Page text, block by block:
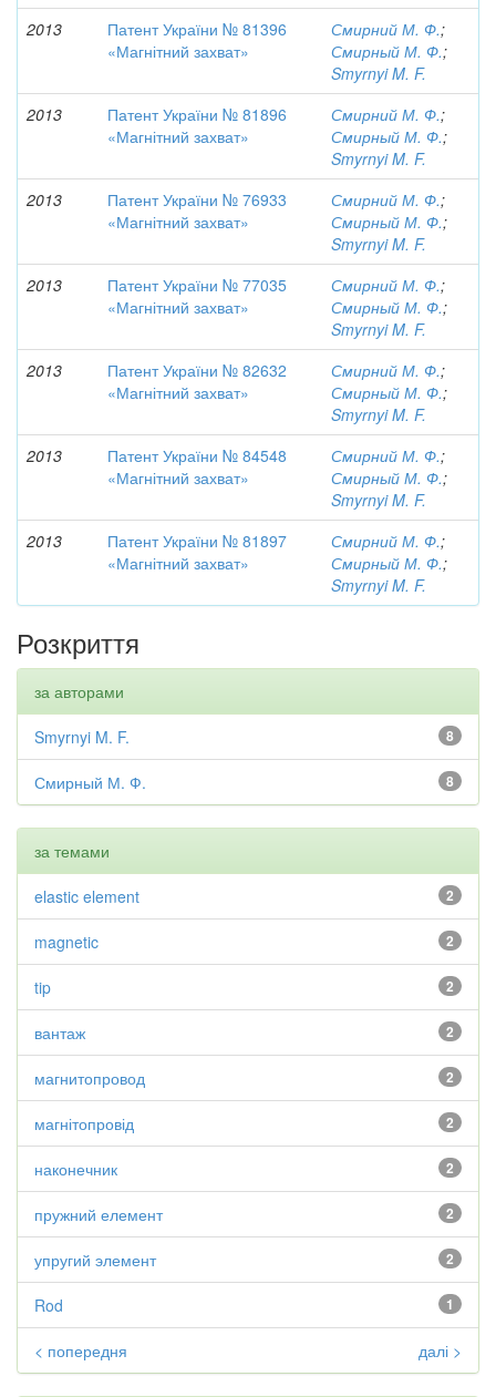
2013
Патент України № 81396
«Магнітний захват»
Смирний М. Ф.;
Смирный М. Ф.;
Smyrnyi M. F.
2013
Патент України № 81896
«Магнітний захват»
Смирний М. Ф.;
Смирный М. Ф.;
Smyrnyi M. F.
2013
Патент України № 76933
«Магнітний захват»
Смирний М. Ф.;
Смирный М. Ф.;
Smyrnyi M. F.
2013
Патент України № 77035
«Магнітний захват»
Смирний М. Ф.;
Смирный М. Ф.;
Smyrnyi M. F.
2013
Патент України № 82632
«Магнітний захват»
Смирний М. Ф.;
Смирный М. Ф.;
Smyrnyi M. F.
2013
Патент України № 84548
«Магнітний захват»
Смирний М. Ф.;
Смирный М. Ф.;
Smyrnyi M. F.
2013
Патент України № 81897
«Магнітний захват»
Смирний М. Ф.;
Смирный М. Ф.;
Smyrnyi M. F.
Розкриття
за авторами
8
Smyrnyi M. F.
8
Смирный М. Ф.
за темами
2
elastic element
2
magnetic
2
tip
2
вантаж
2
магнитопровод
2
магнітопровід
2
наконечник
2
пружний елемент
2
упругий элемент
1
Rod
< попередня далі >